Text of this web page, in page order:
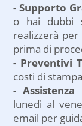
- Supporto
o hai dubbi
realizzerà
prima di
- Preventivi
costi di
- Assistenza
lunedì al
email per